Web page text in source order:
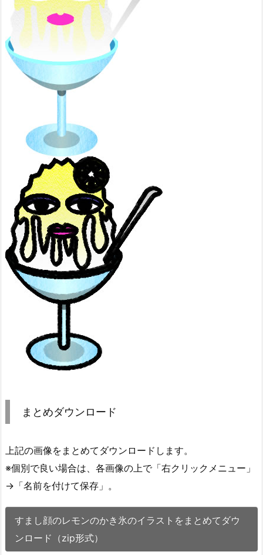
まとめダウンロード
上記の画像をまとめてダウンロードします。
※個別で良い場合は、各画像の上で「右クリックメニュー」
→「名前を付けて保存」。
すまし顔のレモンのかき氷のイラストをまとめてダウ
ンロード（zip形式）